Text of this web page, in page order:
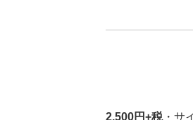
2,500円+税・サ